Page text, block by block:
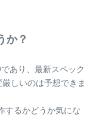
か？
あり、最新スペック
しいのは予想できま
するかどうか気にな